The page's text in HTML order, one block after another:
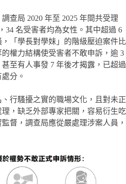
查局 2020 年至 2025 年間共受理
34 名受害者均為女性。其中超過 6
「學長對學妹」的階級壓迫案件比
權力結構使受害者不敢申訴，逾 3
至有人事發 7 年後才揭露，已超過
分。
行騷擾之實的職場文化，且對未正
，缺乏外部專家把關，容易衍生吃
督，調查局應從嚴處理涉案人員，